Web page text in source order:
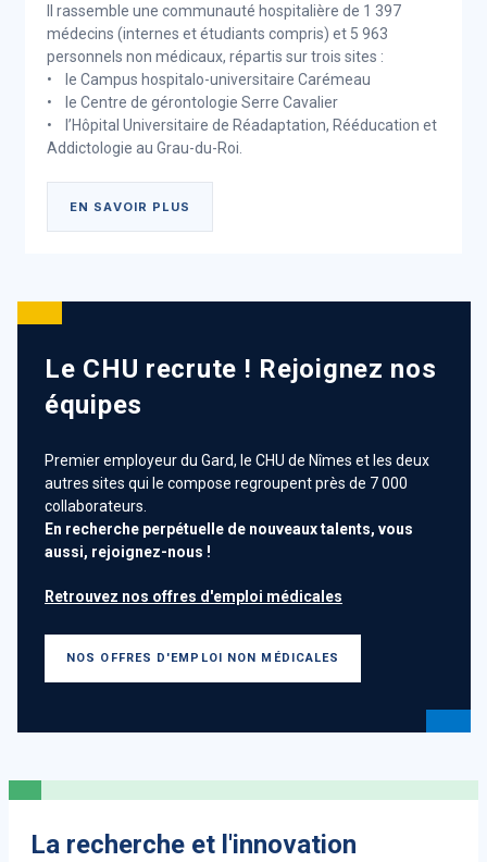
Il rassemble une communauté hospitalière de 1 397
médecins (internes et étudiants compris) et 5 963
personnels non médicaux, répartis sur trois sites :
• le Campus hospitalo-universitaire Carémeau
• le Centre de gérontologie Serre Cavalier
• l’Hôpital Universitaire de Réadaptation, Rééducation et
Addictologie au Grau-du-Roi.
EN SAVOIR PLUS
Territoire Cévennes - Gard -
Symbole de la coopération des établissements
publics
Au total, quinze établissements publics de santé et
établissements médicaux sociaux du Gard se
coordonnent, collaborent et s'entraident au nom des
valeurs communes du service public.
même : apporter un service et une qualité de soin la plus
Le CHU recrute ! Rejoignez nos
équipes
Premier employeur du Gard, le CHU de Nîmes et les deux
autres sites qui le compose regroupent près de 7 000
collaborateurs.
En recherche perpétuelle de nouveaux talents, vous
aussi, rejoignez-nous !
Retrouvez nos offres d'emploi médicales
NOS OFFRES D'EMPLOI NON MÉDICALES
La recherche et l'innovation